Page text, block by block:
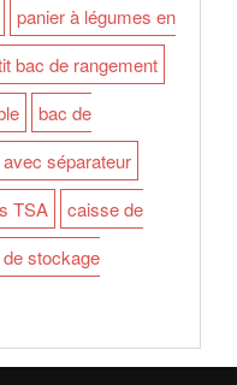
panier à légumes en
bac de rangement
bac de
séparateur
TSA
caisse de
stockage